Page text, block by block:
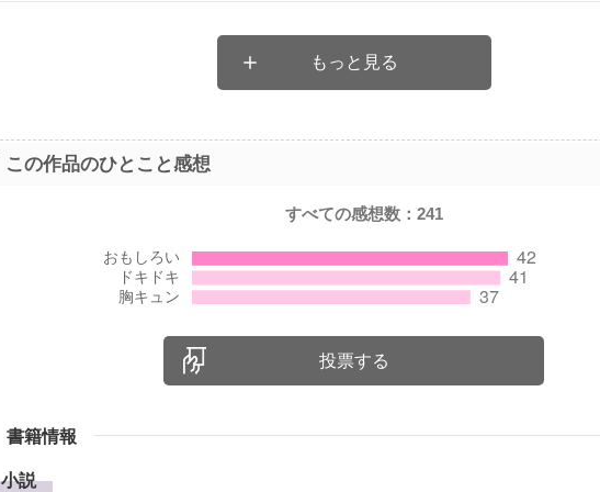
ミスコン1位が危うくなったときに本音が出て親近感がわいて、票をもらえたっ
アルにありえそうで、同じパターンの本には、無いところだなと思いました
失礼な事を言いましたが、読み終わった今は、「とにかくすごい☆★」って感想
もっと見る
この作品のひとこと感想
すべての感想数：241
投票する
書籍情報
小説